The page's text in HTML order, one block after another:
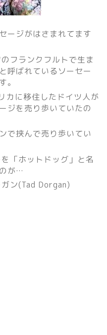
ージがはさまれてます
フランクフルトで生ま
呼ばれているソーセー
。
カに移住したドイツ人が
ジを売り歩いていたの
で挟んで売り歩いてい
「ホットドッグ」と名
が…
ン(Tad Dorgan)